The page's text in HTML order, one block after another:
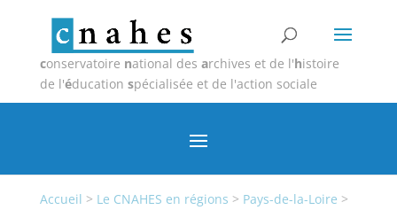
conservatoire national des archives et de l'histoire
de l'éducation spécialisée et de l'action sociale
Accueil > Le CNAHES en régions > Pays-de-la-Loire >